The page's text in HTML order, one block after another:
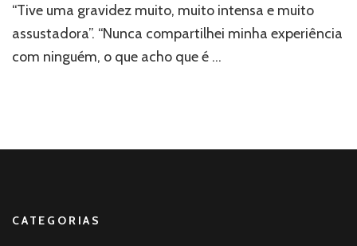
parto
“Tive uma gravidez muito, muito intensa e muito
assustadora”. “Nunca compartilhei minha experiência
com ninguém, o que acho que é …
CATEGORIAS